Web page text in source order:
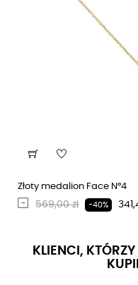
Złoty medalion Face N°4
Regularna cena
569,00 zł -40%
KLIENCI,